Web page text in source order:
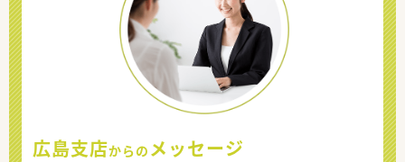
広島支店からの メッセージ